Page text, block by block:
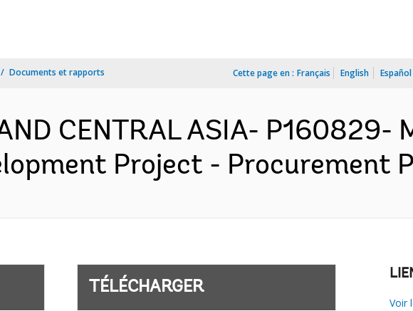
Documents et rapports Cette page en : Français English Español
CENTRAL ASIA- P160829-
Project - Procurement
TÉLÉCHARGER
Voir